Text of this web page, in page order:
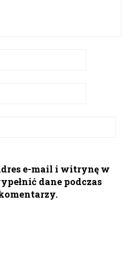
e-mail i witrynę w
dane podczas